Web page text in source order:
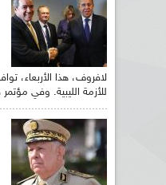
لافروف، هذا الأربعاء،
للأزمة الليبية. وفي